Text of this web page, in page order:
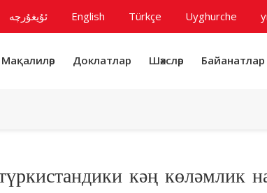
ئۇيغۇرچە English Türkçe Uyghurche
Мақалиләр Доклатлар Шәхсләр Байанатлар
кәң көләмлик